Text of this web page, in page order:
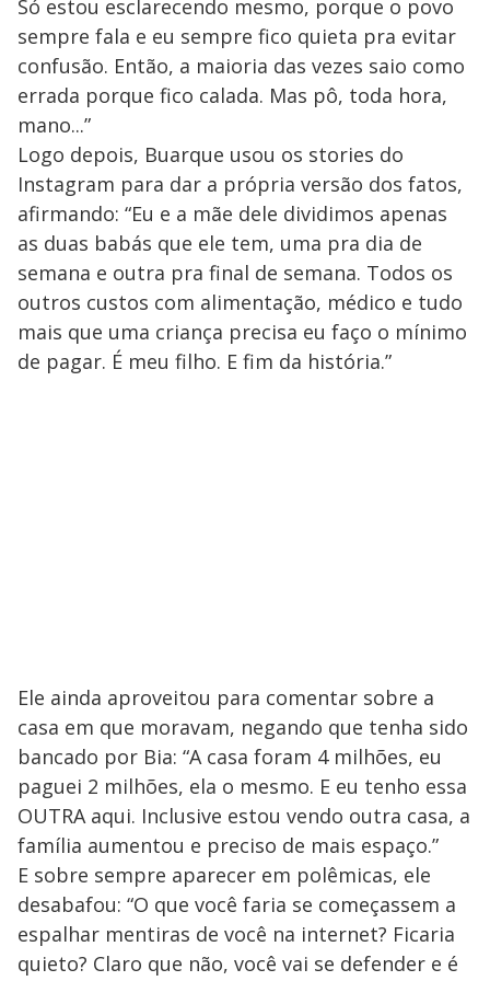
Só estou esclarecendo mesmo, porque o povo
sempre fala e eu sempre fico quieta pra evitar
confusão. Então, a maioria das vezes saio como
errada porque fico calada. Mas pô, toda hora,
mano...”
Logo depois, Buarque usou os stories do
Instagram para dar a própria versão dos fatos,
afirmando: “Eu e a mãe dele dividimos apenas
as duas babás que ele tem, uma pra dia de
semana e outra pra final de semana. Todos os
outros custos com alimentação, médico e tudo
mais que uma criança precisa eu faço o mínimo
de pagar. É meu filho. E fim da história.”
Ele ainda aproveitou para comentar sobre a
casa em que moravam, negando que tenha sido
bancado por Bia: “A casa foram 4 milhões, eu
paguei 2 milhões, ela o mesmo. E eu tenho essa
OUTRA aqui. Inclusive estou vendo outra casa, a
família aumentou e preciso de mais espaço.”
E sobre sempre aparecer em polêmicas, ele
desabafou: “O que você faria se começassem a
espalhar mentiras de você na internet? Ficaria
quieto? Claro que não, você vai se defender e é